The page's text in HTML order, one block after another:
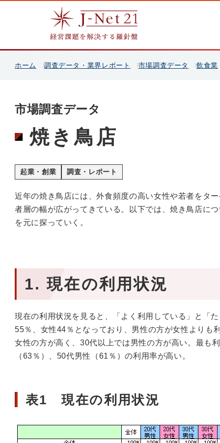
ホーム 調査データ・業界レポート 市場調査データ 飲食業
市場調査データ
焼き鳥店
起業・創業 調査・レポート
近年の焼き鳥店には、外食頻度の高い女性や若者をタ
者層の幅が広がってきている。以下では、焼き鳥店に
を元に探っていく。
1. 現在の利用状況
現在の利用状況を見ると、「よく利用している」と「
55％、女性44％となっており、男性の方が女性よりも
女性の方が高く、30代以上では男性の方が高い。最も
（63％）、50代男性（61％）の利用率が高い。
表1 現在の利用状況